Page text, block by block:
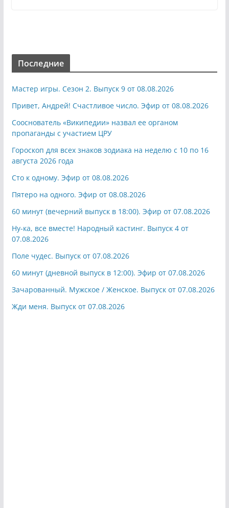
Последние
Мастер игры. Сезон 2. Выпуск 9 от 08.08.2026
Привет, Андрей! Счастливое число. Эфир от 08.08.2026
Сооснователь «Википедии» назвал ее органом
пропаганды с участием ЦРУ
Гороскоп для всех знаков зодиака на неделю с 10 по 16
августа 2026 года
Сто к одному. Эфир от 08.08.2026
Пятеро на одного. Эфир от 08.08.2026
60 минут (вечерний выпуск в 18:00). Эфир от 07.08.2026
Ну-ка, все вместе! Народный кастинг. Выпуск 4 от
07.08.2026
Поле чудес. Выпуск от 07.08.2026
60 минут (дневной выпуск в 12:00). Эфир от 07.08.2026
Зачарованный. Мужское / Женское. Выпуск от 07.08.2026
Жди меня. Выпуск от 07.08.2026